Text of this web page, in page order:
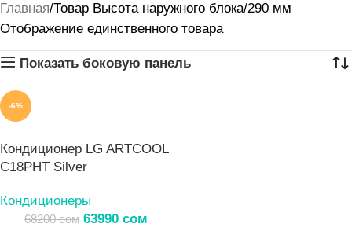
Главная Товар Высота наружного блока 290 мм
Отображение единственного товара
Показать боковую панель
-6%
Кондиционер LG ARTCOOL
C18PHT Silver
Кондиционеры
68200сом 63990 сом